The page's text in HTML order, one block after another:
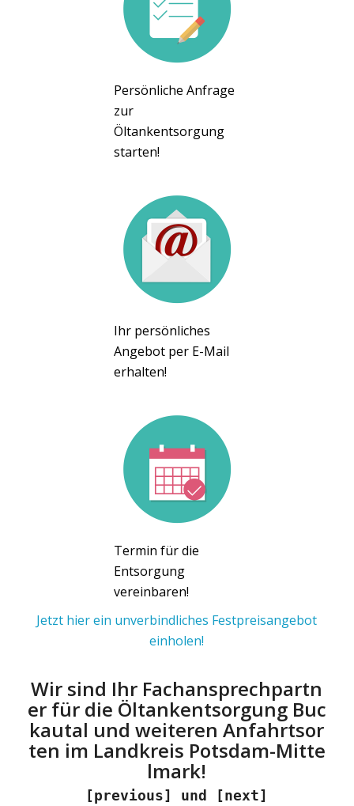
Persönliche Anfrage
zur
Öltankentsorgung
starten!
Ihr persönliches
Angebot per E-Mail
erhalten!
Termin für die
Entsorgung
vereinbaren!
Jetzt hier ein unverbindliches Festpreisangebot
einholen!
Wir sind Ihr Fachansprechpartn
er für die Öltankentsorgung Buc
kautal und weiteren Anfahrtsor
ten im Landkreis Potsdam-Mitte
lmark!
[previous] und [next]